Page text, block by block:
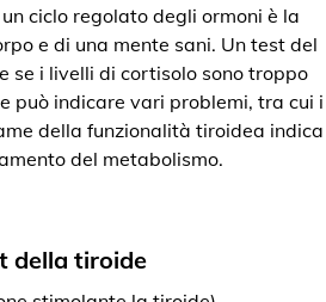
ciclo regolato degli ormoni è la
e di una mente sani. Un test del
se i livelli di cortisolo sono troppo
può indicare vari problemi, tra cui i
della funzionalità tiroidea indica
del metabolismo.
della tiroide